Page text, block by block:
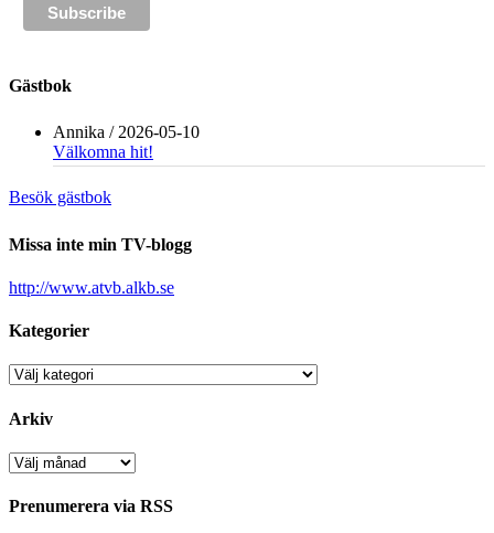
Gästbok
Annika / 2026-05-10
Välkomna hit!
Besök gästbok
Missa inte min TV-blogg
http://www.atvb.alkb.se
Kategorier
Kategorier
Arkiv
Arkiv
Prenumerera via RSS